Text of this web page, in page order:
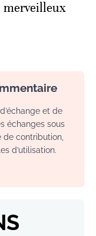
merveilleux
et de
échanges sous
de contribution,
d’utilisation.